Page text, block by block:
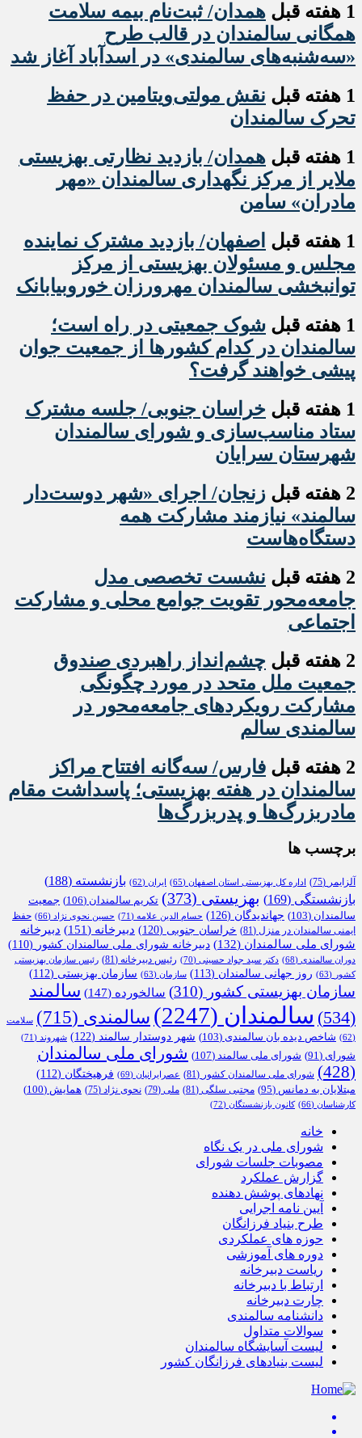
1 هفته قبل
همدان/ ثبت‌نام بیمه سلامت
همگانی سالمندان در قالب طرح
«سه‌شنبه‌های سالمندی» در اسدآباد آغاز شد
1 هفته قبل
نقش مولتی‌ویتامین در حفظ
تحرک سالمندان
1 هفته قبل
همدان/ بازدید نظارتی بهزیستی
ملایر از مرکز نگهداری سالمندان «مهر
مادران» سامن
1 هفته قبل
اصفهان/ بازدید مشترک نماینده
مجلس و مسئولان بهزیستی از مرکز
توانبخشی سالمندان مهرورزان خوروبیابانک
1 هفته قبل
شوک جمعیتی در راه است؛
سالمندان در کدام کشورها از جمعیت جوان
پیشی خواهند گرفت؟
1 هفته قبل
خراسان جنوبی/ جلسه مشترک
ستاد مناسب‌سازی و شورای سالمندان
شهرستان سرایان
2 هفته قبل
زنجان/ اجرای «شهر دوست‌دار
سالمند» نیازمند مشارکت همه
دستگاه‌هاست
2 هفته قبل
نشست تخصصی مدل
جامعه‌محور تقویت جوامع محلی و مشارکت
اجتماعی
2 هفته قبل
چشم‌انداز راهبردی صندوق
جمعیت ملل متحد در مورد چگونگی
مشارکت رویکردهای جامعه‌محور در
سالمندی سالم
2 هفته قبل
فارس/ سه‌گانه افتتاح مراکز
سالمندان در هفته بهزیستی؛ پاسداشت مقام
مادربزرگ‌ها و پدربزرگ‌ها
برچسب ها
آلزایمر (75) اداره کل بهزیستی استان اصفهان (65) ایران (62) بازنشسته (188)
بازنشستگی (169) بهزیستی (373) تکریم سالمندان (106)
جمعیت
سالمندان (103) جهاندیدگان (126) حسام الدین علامه (71) حسین نحوی نژاد (66)
حفظ
ایمنی سالمندان در منزل (81) خراسان جنوبی (120) دبیرخانه (151)
دبیرخانه
شورای ملی سالمندان (132) دبیرخانه شورای ملی سالمندان کشور (110)
دوران سالمندی (68) دکتر سید جواد حسینی (70) رئیس دبیرخانه (81)
رئیس سازمان بهزیستی
کشور (63) روز جهانی سالمندان (113) سازمان (63) سازمان بهزیستی (112)
سازمان بهزیستی کشور (310) سالخورده (147)
سالمند
(534)
سالمندان (2247) سالمندی (715)
سلامت
(62)
شاخص دیده بان سالمندی (103) شهر دوستدار سالمند (122) شهروند (71)
شورای (91) شورای ملی سالمند (107)
شورای ملی سالمندان
(428)
شورای ملی سالمندان کشور (81) عصرایرانیان (69) فرهیختگان (112)
مبتلایان به دمانس (95) مجتبی سلگی (81) ملی (79) نحوی نژاد (75) همایش (100)
کارشناسان (66) کانون بازنشستگان (72)
خانه
شورای ملی در یک نگاه
مصوبات جلسات شورای
گزارش عملکرد
نهادهای پوشش دهنده
آیین نامه اجرایی
طرح بنیاد فرزانگان
حوزه های عملکردی
دوره های آموزشی
ریاست دبیرخانه
ارتباط با دبیرخانه
چارت دبیرخانه
دانشنامه سالمندی
سوالات متداول
لیست آسایشگاه سالمندان
لیست بنیادهای فرزانگان کشور